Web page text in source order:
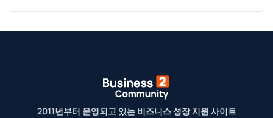
2011년부터 운영되고 있는 비즈니스 성장 지원 사이트